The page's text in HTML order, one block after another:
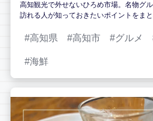
高知観光で外せないひろめ市場。名物グ
訪れる人が知っておきたいポイントをまと
高知県 高知市 グルメ
海鮮